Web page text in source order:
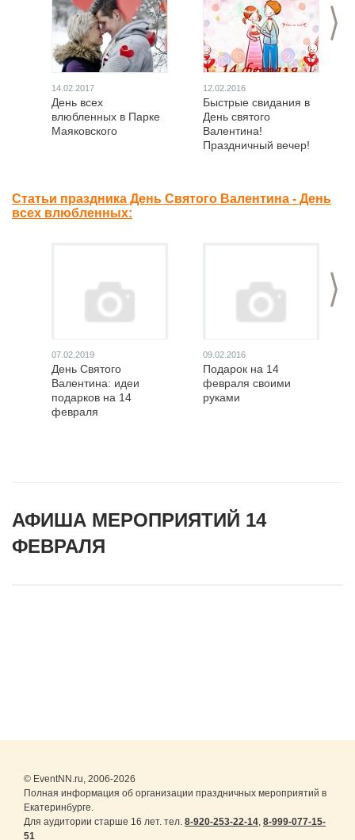
>
14.02.2017
День всех
влюбленных в Парке
Маяковского
12.02.2016
Быстрые свидания в
День святого
Валентина!
Праздничный вечер!
Статьи праздника День Святого Валентина - День
всех влюбленных:
>
07.02.2019
День Святого
Валентина: идеи
подарков на 14
февраля
09.02.2016
Подарок на 14
февраля своими
руками
АФИША МЕРОПРИЯТИЙ 14
ФЕВРАЛЯ
© EventNN.ru, 2006-2026
Полная информация об организации праздничных мероприятий в
Екатеринбурге.
Для аудитории старше 16 лет. тел. 8-920-253-22-14, 8-999-077-15-
51